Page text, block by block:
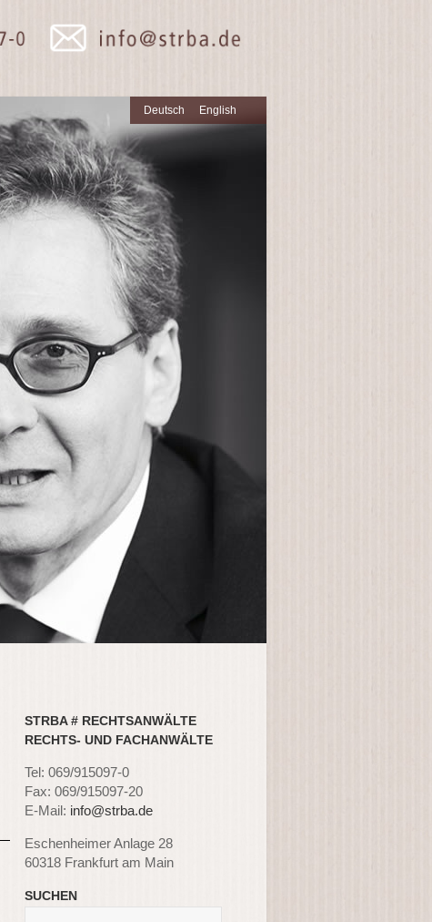
Deutsch English
STRBA # RECHTSANWÄLTE
RECHTS- UND FACHANWÄLTE
Tel: 069/915097-0
Fax: 069/915097-20
E-Mail: info@strba.de
Eschenheimer Anlage 28
60318 Frankfurt am Main
SUCHEN